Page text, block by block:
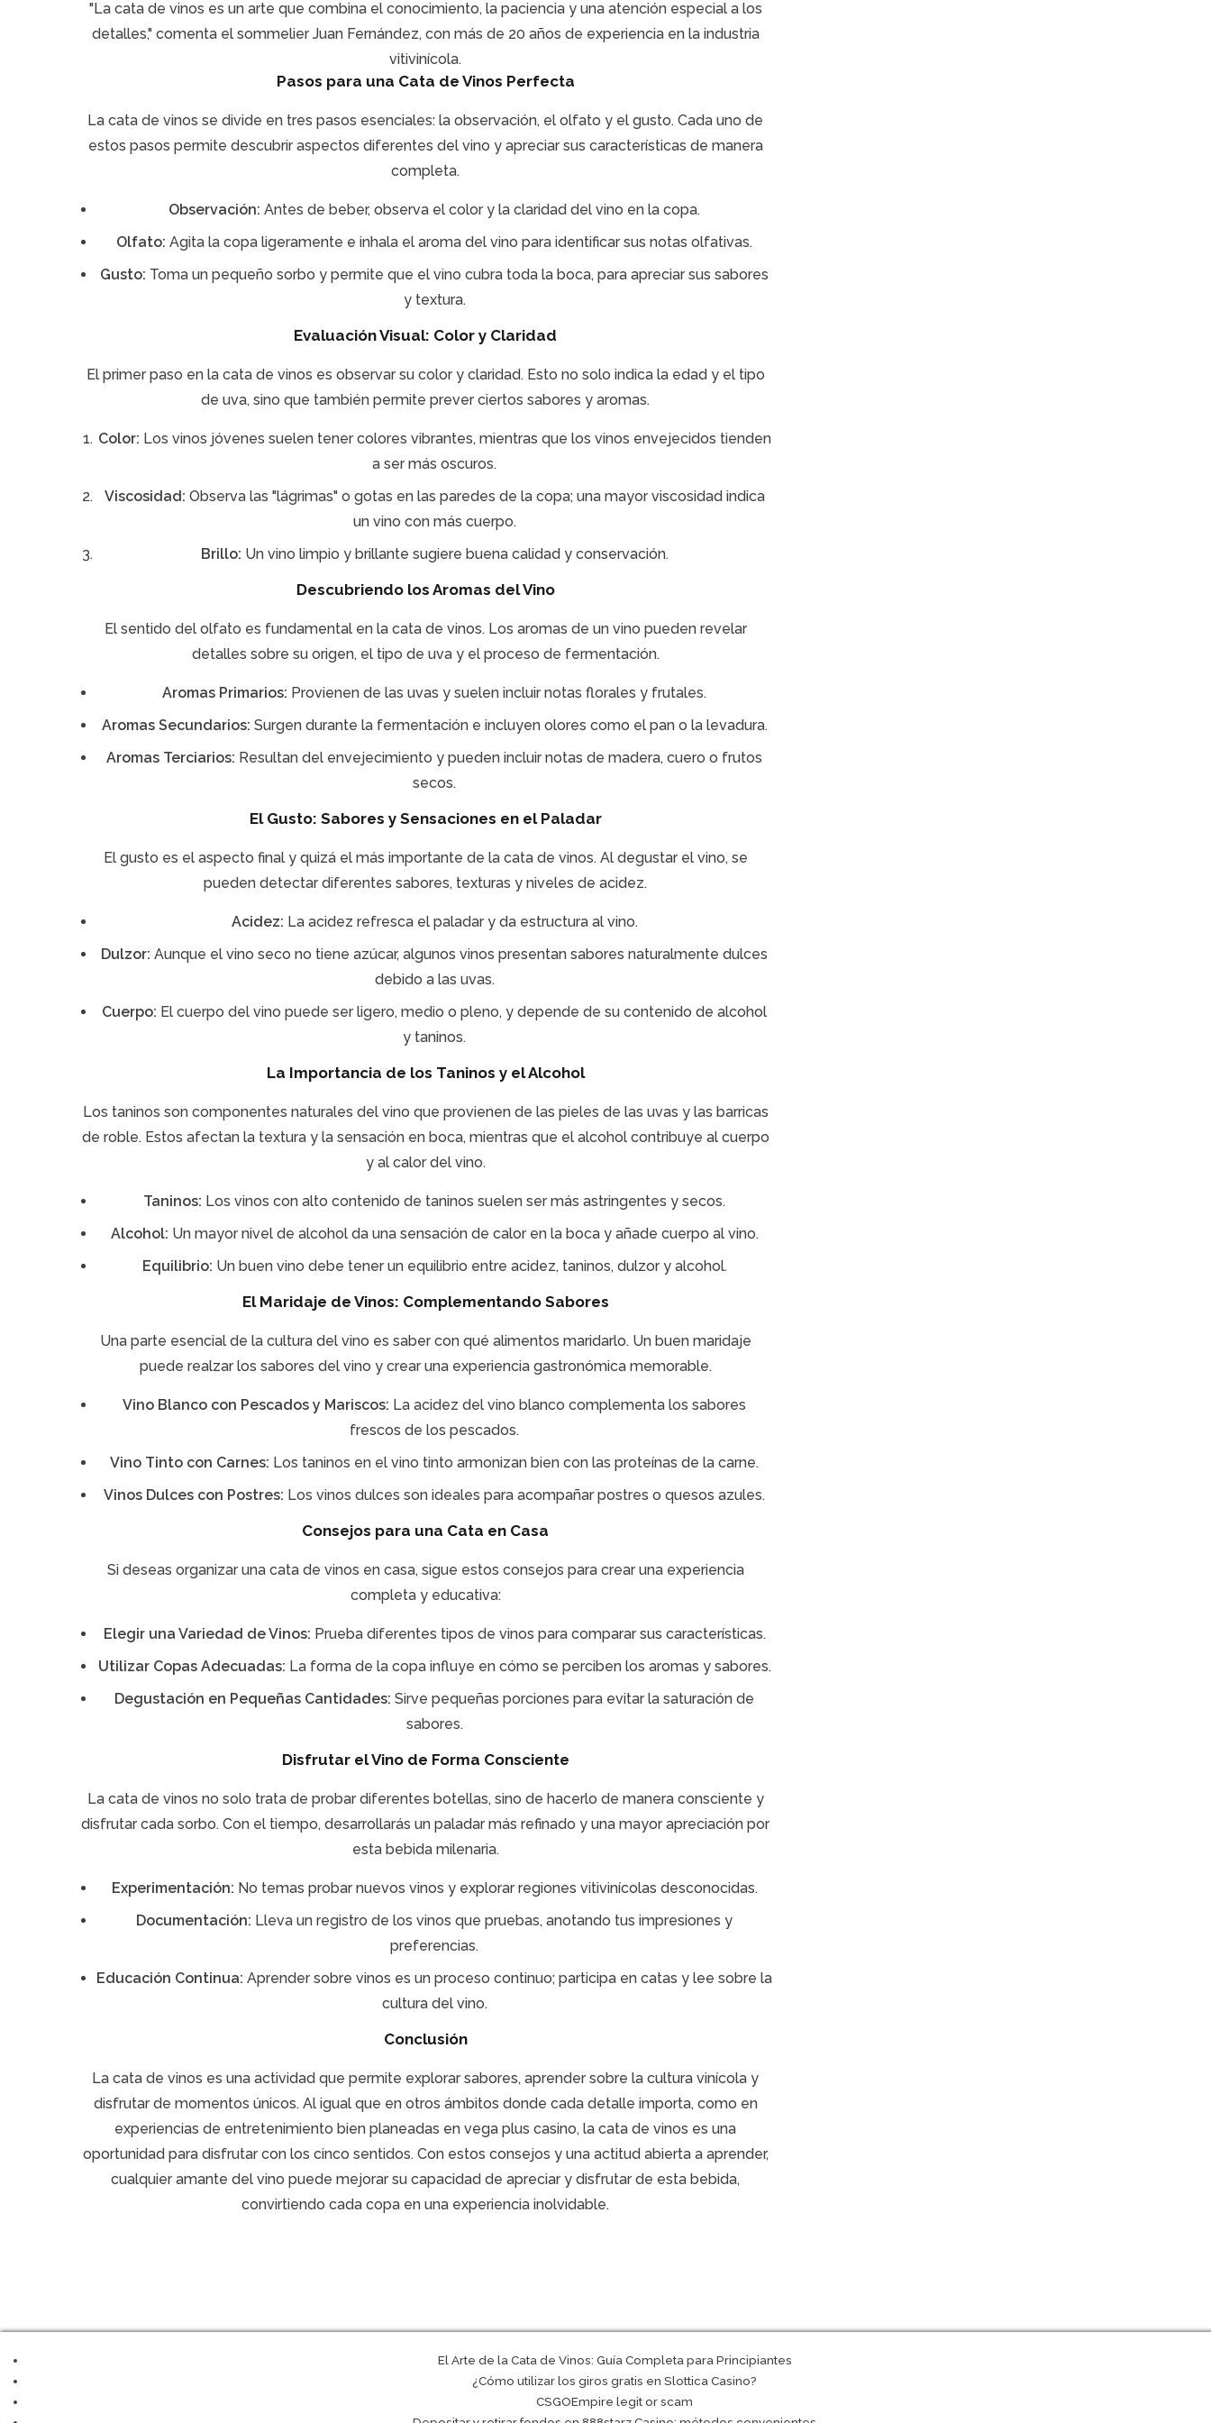
"La cata de vinos es un arte que combina el conocimiento, la paciencia y una atención especial a los
detalles," comenta el sommelier Juan Fernández, con más de 20 años de experiencia en la industria
vitivinícola.
Pasos para una Cata de Vinos Perfecta
La cata de vinos se divide en tres pasos esenciales: la observación, el olfato y el gusto. Cada uno de
estos pasos permite descubrir aspectos diferentes del vino y apreciar sus características de manera
completa.
Observación: Antes de beber, observa el color y la claridad del vino en la copa.
Olfato: Agita la copa ligeramente e inhala el aroma del vino para identificar sus notas olfativas.
Gusto: Toma un pequeño sorbo y permite que el vino cubra toda la boca, para apreciar sus sabores
y textura.
Evaluación Visual: Color y Claridad
El primer paso en la cata de vinos es observar su color y claridad. Esto no solo indica la edad y el tipo
de uva, sino que también permite prever ciertos sabores y aromas.
Color: Los vinos jóvenes suelen tener colores vibrantes, mientras que los vinos envejecidos tienden
a ser más oscuros.
Viscosidad: Observa las "lágrimas" o gotas en las paredes de la copa; una mayor viscosidad indica
un vino con más cuerpo.
Brillo: Un vino limpio y brillante sugiere buena calidad y conservación.
Descubriendo los Aromas del Vino
El sentido del olfato es fundamental en la cata de vinos. Los aromas de un vino pueden revelar
detalles sobre su origen, el tipo de uva y el proceso de fermentación.
Aromas Primarios: Provienen de las uvas y suelen incluir notas florales y frutales.
Aromas Secundarios: Surgen durante la fermentación e incluyen olores como el pan o la levadura.
Aromas Terciarios: Resultan del envejecimiento y pueden incluir notas de madera, cuero o frutos
secos.
El Gusto: Sabores y Sensaciones en el Paladar
El gusto es el aspecto final y quizá el más importante de la cata de vinos. Al degustar el vino, se
pueden detectar diferentes sabores, texturas y niveles de acidez.
Acidez: La acidez refresca el paladar y da estructura al vino.
Dulzor: Aunque el vino seco no tiene azúcar, algunos vinos presentan sabores naturalmente dulces
debido a las uvas.
Cuerpo: El cuerpo del vino puede ser ligero, medio o pleno, y depende de su contenido de alcohol
y taninos.
La Importancia de los Taninos y el Alcohol
Los taninos son componentes naturales del vino que provienen de las pieles de las uvas y las barricas
de roble. Estos afectan la textura y la sensación en boca, mientras que el alcohol contribuye al cuerpo
y al calor del vino.
Taninos: Los vinos con alto contenido de taninos suelen ser más astringentes y secos.
Alcohol: Un mayor nivel de alcohol da una sensación de calor en la boca y añade cuerpo al vino.
Equilibrio: Un buen vino debe tener un equilibrio entre acidez, taninos, dulzor y alcohol.
El Maridaje de Vinos: Complementando Sabores
Una parte esencial de la cultura del vino es saber con qué alimentos maridarlo. Un buen maridaje
puede realzar los sabores del vino y crear una experiencia gastronómica memorable.
Vino Blanco con Pescados y Mariscos: La acidez del vino blanco complementa los sabores
frescos de los pescados.
Vino Tinto con Carnes: Los taninos en el vino tinto armonizan bien con las proteínas de la carne.
Vinos Dulces con Postres: Los vinos dulces son ideales para acompañar postres o quesos azules.
Consejos para una Cata en Casa
Si deseas organizar una cata de vinos en casa, sigue estos consejos para crear una experiencia
completa y educativa:
Elegir una Variedad de Vinos: Prueba diferentes tipos de vinos para comparar sus características.
Utilizar Copas Adecuadas: La forma de la copa influye en cómo se perciben los aromas y sabores.
Degustación en Pequeñas Cantidades: Sirve pequeñas porciones para evitar la saturación de
sabores.
Disfrutar el Vino de Forma Consciente
La cata de vinos no solo trata de probar diferentes botellas, sino de hacerlo de manera consciente y
disfrutar cada sorbo. Con el tiempo, desarrollarás un paladar más refinado y una mayor apreciación por
esta bebida milenaria.
Experimentación: No temas probar nuevos vinos y explorar regiones vitivinícolas desconocidas.
Documentación: Lleva un registro de los vinos que pruebas, anotando tus impresiones y
preferencias.
Educación Continua: Aprender sobre vinos es un proceso continuo; participa en catas y lee sobre la
cultura del vino.
Conclusión
La cata de vinos es una actividad que permite explorar sabores, aprender sobre la cultura vinícola y
disfrutar de momentos únicos. Al igual que en otros ámbitos donde cada detalle importa, como en
experiencias de entretenimiento bien planeadas en vega plus casino, la cata de vinos es una
oportunidad para disfrutar con los cinco sentidos. Con estos consejos y una actitud abierta a aprender,
cualquier amante del vino puede mejorar su capacidad de apreciar y disfrutar de esta bebida,
convirtiendo cada copa en una experiencia inolvidable.
El Arte de la Cata de Vinos: Guía Completa para Principiantes
¿Cómo utilizar los giros gratis en Slottica Casino?
CSGOEmpire legit or scam